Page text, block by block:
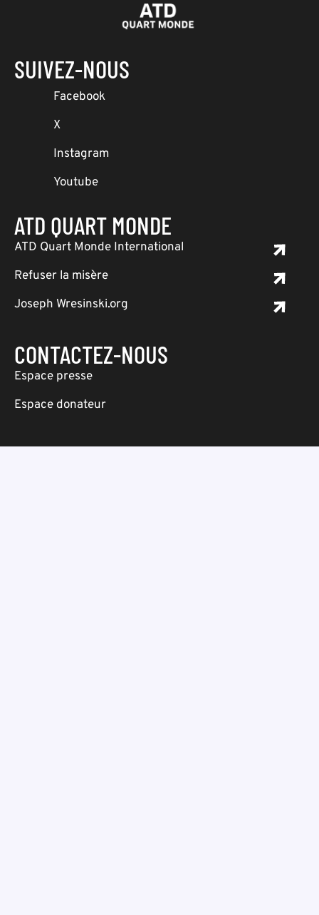
SUIVEZ-NOUS
Facebook
X
Instagram
Youtube
ATD QUART MONDE
ATD Quart Monde International
Refuser la misère
Joseph Wresinski.org
CONTACTEZ-NOUS
Espace presse
Espace donateur